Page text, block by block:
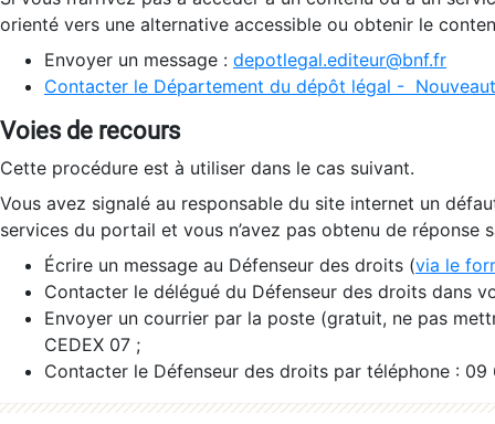
orienté vers une alternative accessible ou obtenir le
Envoyer un message : depotlegal.editeur@bnf.fr
Contacter le Département du dépôt légal -
Voies de recours
Cette procédure est à utiliser dans le cas suivant.
Vous avez signalé au responsable du site internet un
services du portail et vous n’avez pas obtenu de réponse
Écrire un message au Défenseur des droits (via le
Contacter le délégué du Défenseur des droits dans
Envoyer un courrier par la poste (gratuit, ne pas
CEDEX 07 ;
Contacter le Défenseur des droits par téléphone :